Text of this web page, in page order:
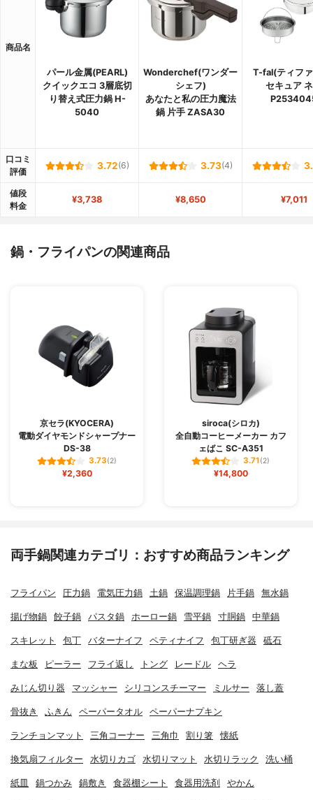
商品名
パール金属(PEARL)
クイックエコ 3層底切
り替え式圧力鍋 H-
5040
Wonderchef(ワンダー
シェフ)
あなたと私の圧力魔法
鍋 片手 ZASA30
T-fal(ティフ
セキュア
口コミ
評価
3.72(6) 3.73(4)
値段
料金
¥3,738 ¥8,650 ¥7,011
鍋・フライパンの関連商品
京セラ(KYOCERA)
電動ダイヤモンドシャープナー
DS-38
3.73(2)
¥2,360
siroca(シロカ)
全自動コーヒーメーカー カフ
ェばこ SC-A351
3.71(2)
¥14,800
両手鍋関連カテゴリ：おすすめ商品ランキング
フライパン 圧力鍋 電気圧力鍋 土鍋 保温調理鍋 片手鍋 無水鍋
揚げ物鍋 餃子鍋 パスタ鍋 ホーロー鍋 雪平鍋 寸胴鍋 中華鍋
スキレット 包丁 バターナイフ ペティナイフ 包丁研ぎ器 砥石
まな板 ピーラー フライ返し トング レードル ヘラ
みじん切り器 マッシャー シリコンスチーマー ミルサー 落し蓋
骨抜き ふきん ペーパータオル ペーパーナプキン
ランチョンマット 三角コーナー 三角巾 割り箸 懐紙
換気扇フィルター 水切りカゴ 水切りマット 水切りラック 洗い桶
紙皿 鍋つかみ 鍋敷き 食器棚シート 食器用洗剤 やかん